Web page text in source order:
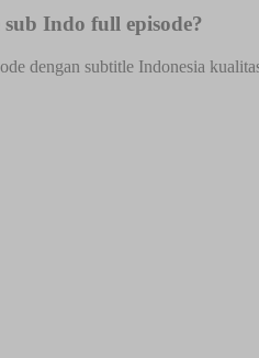
Indo full episode?
dengan subtitle Indonesia